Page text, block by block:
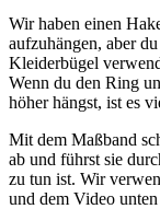
Wir haben einen
aufzuhängen, aber
Kleiderbügel
Wenn du den Ring
höher hängst, ist es
Mit dem Maßband
ab und führst sie
zu tun ist. Wir
und dem Video